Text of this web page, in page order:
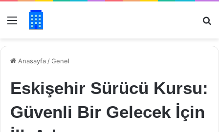
Menü
Anasayfa /Genel
Eskişehir Sürücü Kursu:
Güvenli Bir Gelecek İçin